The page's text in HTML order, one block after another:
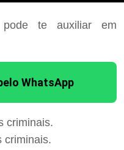
pode te auxiliar em
WhatsApp
criminais.
criminais.